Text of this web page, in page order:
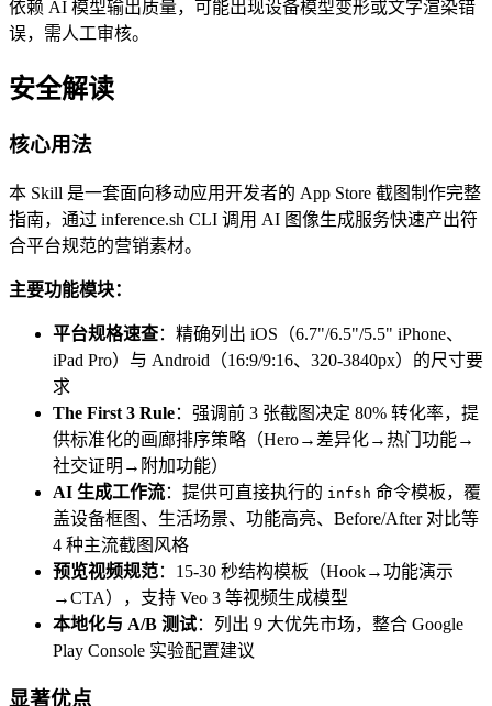
依赖 AI 模型输出质量，可能出现设备模型变形或文字渲染错
误，需人工审核。
安全解读
核心用法
本 Skill 是一套面向移动应用开发者的 App Store 截图制作完整
指南，通过 inference.sh CLI 调用 AI 图像生成服务快速产出符
合平台规范的营销素材。
主要功能模块：
平台规格速查：精确列出 iOS（6.7"/6.5"/5.5" iPhone、
iPad Pro）与 Android（16:9/9:16、320-3840px）的尺寸要
求
The First 3 Rule：强调前 3 张截图决定 80% 转化率，提
供标准化的画廊排序策略（Hero→差异化→热门功能→
社交证明→附加功能）
AI 生成工作流：提供可直接执行的 infsh 命令模板，覆
盖设备框图、生活场景、功能高亮、Before/After 对比等
4 种主流截图风格
预览视频规范：15-30 秒结构模板（Hook→功能演示
→CTA），支持 Veo 3 等视频生成模型
本地化与 A/B 测试：列出 9 大优先市场，整合 Google
Play Console 实验配置建议
显著优点